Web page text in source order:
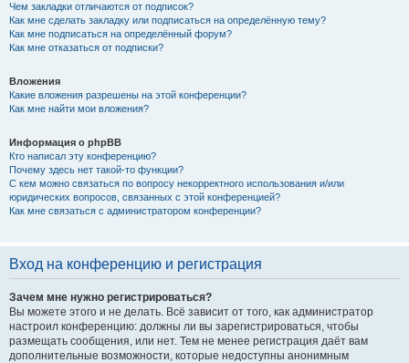
Чем закладки отличаются от подписок?
Как мне сделать закладку или подписаться на определённую тему?
Как мне подписаться на определённый форум?
Как мне отказаться от подписки?
Вложения
Какие вложения разрешены на этой конференции?
Как мне найти мои вложения?
Информация о phpBB
Кто написал эту конференцию?
Почему здесь нет такой-то функции?
С кем можно связаться по вопросу некорректного использования и/или
юридических вопросов, связанных с этой конференцией?
Как мне связаться с администратором конференции?
Вход на конференцию и регистрация
Зачем мне нужно регистрироваться?
Вы можете этого и не делать. Всё зависит от того, как администратор
настроил конференцию: должны ли вы зарегистрироваться, чтобы
размещать сообщения, или нет. Тем не менее регистрация даёт вам
дополнительные возможности, которые недоступны анонимным